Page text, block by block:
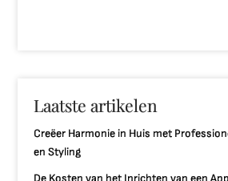
Laatste artikelen
Creëer Harmonie in Huis met
en Styling
De Kosten van het Inrichten van een